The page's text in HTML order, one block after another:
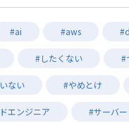
#ai #aws
#したくない #
ない #やめとけ
エンジニア #サーバー